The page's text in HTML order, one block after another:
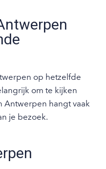
op hetzelfde
om te kijken
Antwerpen hangt vaak
je bezoek.